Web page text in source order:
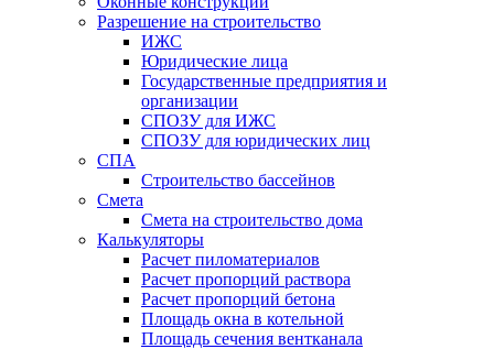
Разрешение на строительство
ИЖС
Юридические лица
Государственные предприятия и
организации
СПОЗУ для ИЖС
СПОЗУ для юридических лиц
СПА
Строительство бассейнов
Смета
Смета на строительство дома
Калькуляторы
Расчет пиломатериалов
Расчет пропорций раствора
Расчет пропорций бетона
Площадь окна в котельной
Площадь сечения вентканала